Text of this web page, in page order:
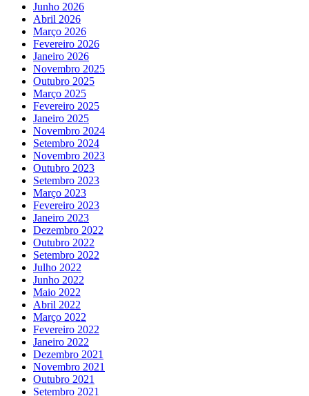
Junho 2026
Abril 2026
Março 2026
Fevereiro 2026
Janeiro 2026
Novembro 2025
Outubro 2025
Março 2025
Fevereiro 2025
Janeiro 2025
Novembro 2024
Setembro 2024
Novembro 2023
Outubro 2023
Setembro 2023
Março 2023
Fevereiro 2023
Janeiro 2023
Dezembro 2022
Outubro 2022
Setembro 2022
Julho 2022
Junho 2022
Maio 2022
Abril 2022
Março 2022
Fevereiro 2022
Janeiro 2022
Dezembro 2021
Novembro 2021
Outubro 2021
Setembro 2021